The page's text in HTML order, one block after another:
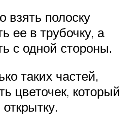
взять полоску
ее в трубочку, а
с одной стороны.
таких частей,
цветочек, который